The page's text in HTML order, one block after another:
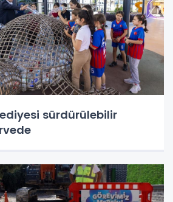
sürdürülebilir